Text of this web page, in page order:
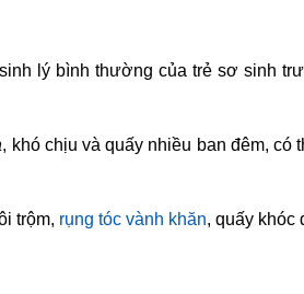
lý bình thường của trẻ sơ sinh
, khó chịu và quấy nhiều ban đêm, có
trộm, rụng tóc vành khăn, quấy khóc